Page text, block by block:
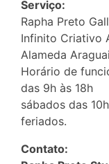
Serviço:
Rapha Preto
Infinito Criativo
Alameda
Horário de
das 9h às 18h
sábados das
feriados.
Contato: